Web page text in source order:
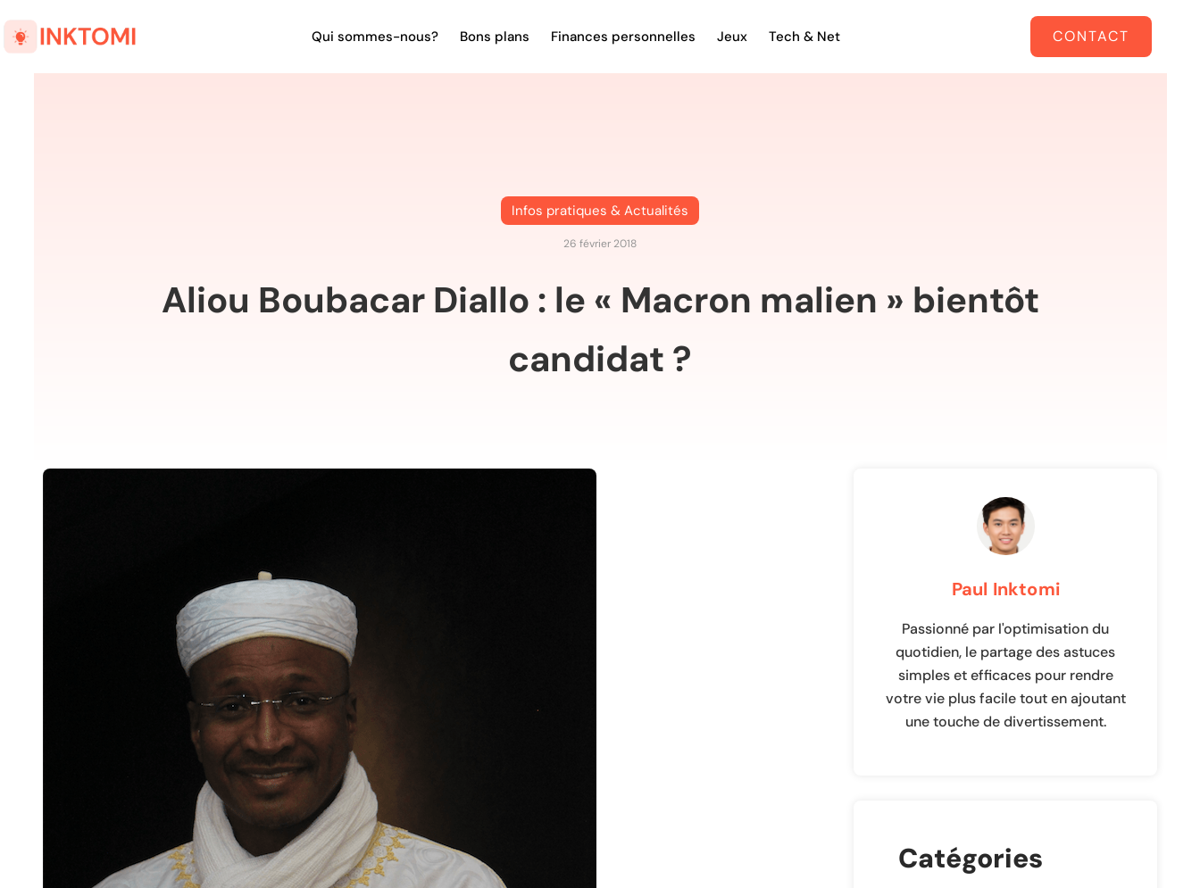
Qui sommes-nous? Bons plans Finances personnelles Jeux Tech & Net CONTACT
Infos pratiques & Actualités
26 février 2018
Aliou Boubacar Diallo : le « Macron malien » bientôt
candidat ?
Paul Inktomi
Passionné par l'optimisation du
quotidien, le partage des astuces
simples et efficaces pour rendre
votre vie plus facile tout en ajoutant
une touche de divertissement.
Catégories